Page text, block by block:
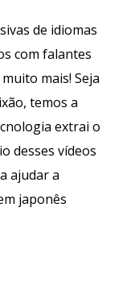
de idiomas
com falantes
mais! Seja
temos a
extrai o
desses vídeos
ajudar a
japonês